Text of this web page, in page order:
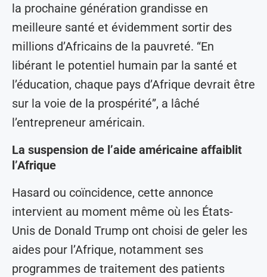
la prochaine génération grandisse en
meilleure santé et évidemment sortir des
millions d’Africains de la pauvreté. “En
libérant le potentiel humain par la santé et
l’éducation, chaque pays d’Afrique devrait être
sur la voie de la prospérité”, a lâché
l’entrepreneur américain.
La suspension de l’aide américaine affaiblit
l’Afrique
Hasard ou coïncidence, cette annonce
intervient au moment même où les États-
Unis de Donald Trump ont choisi de geler les
aides pour l’Afrique, notamment ses
programmes de traitement des patients